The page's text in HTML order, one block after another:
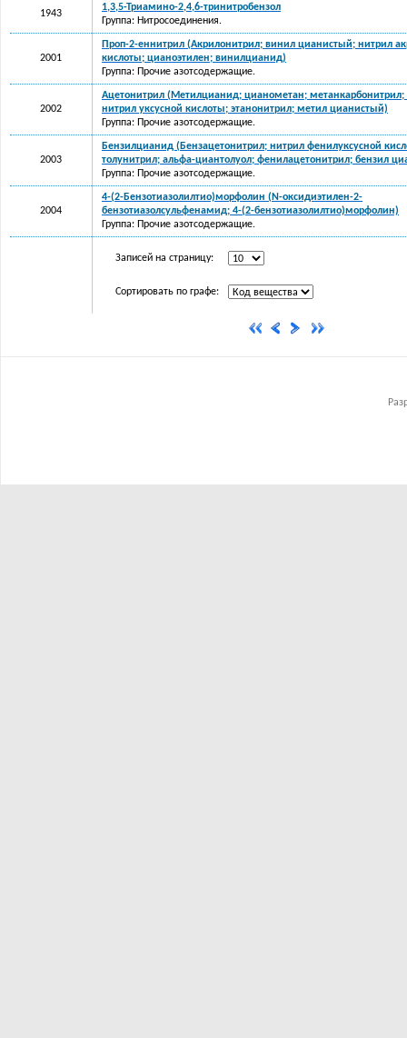
1943
1,3,5-Триамино-2,4,6-тринитробензол
Группа: Нитросоединения.
2001
Проп-2-еннитрил (Акрилонитрил; винил цианистый; нитрил
кислоты; цианоэтилен; винилцианид)
Группа: Прочие азотсодержащие.
2002
Ацетонитрил (Метилцианид; цианометан; метанкарбонитрил;
нитрил уксусной кислоты; этанонитрил; метил цианистый)
Группа: Прочие азотсодержащие.
2003
Бензилцианид (Бензацетонитрил; нитрил фенилуксусной
толунитрил; альфа-циантолуол; фенилацетонитрил; бензил
Группа: Прочие азотсодержащие.
2004
4-(2-Бензотиазолилтио)морфолин (N-оксидиэтилен-2-
бензотиазолсульфенамид; 4-(2-бензотиазолилтио)морфолин)
Группа: Прочие азотсодержащие.
Записей на страницу:
Сортировать по графе: